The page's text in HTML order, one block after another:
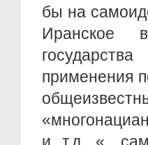
бы на
Иранское
применения